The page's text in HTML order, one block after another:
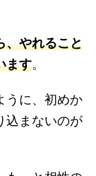
、やれること
ます。
うに、初めか
込まないのが